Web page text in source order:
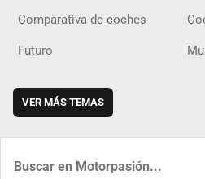
Comparativa de coches
Futuro
VER MÁS TEMAS